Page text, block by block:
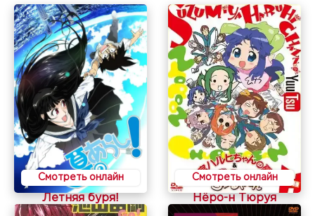
Смотреть онлайн
Летняя буря!
Смотреть онлайн
Нёро-н Тюруя